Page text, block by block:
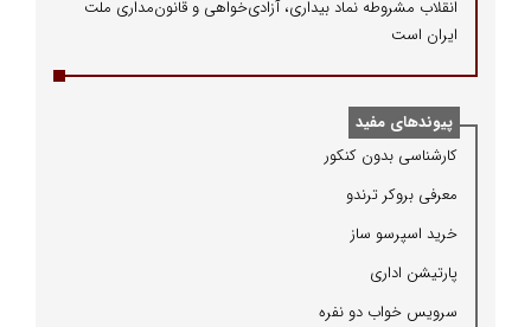
انقلاب مشروطه نماد بیداری، آزادی‌خواهی و قانون‌مداری ملت
ایران است
پیوندهای مفید
كارشناسی بدون كنكور
معرفی بروكر ترندو
خرید اسپرسو ساز
پارتیشن اداری
سرویس خواب دو نفره